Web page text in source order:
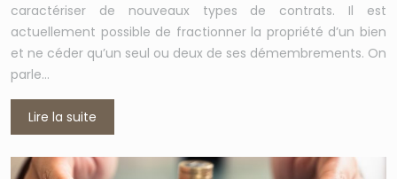
caractériser de nouveaux types de contrats. Il est
actuellement possible de fractionner la propriété d’un bien
et ne céder qu’un seul ou deux de ses démembrements. On
parle…
Lire la suite